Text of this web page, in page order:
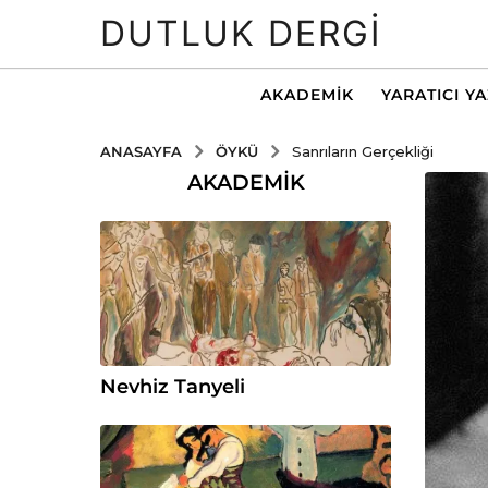
DUTLUK DERGI
AKADEMIK YARATICI
ANASAYFA ÖYKÜ Sanrıların Gerçekliği
AKADEMIK
Nevhiz Tanyeli